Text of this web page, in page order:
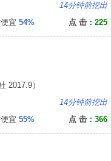
14分钟前挖出
宜 54% 点 击： 225
2017.9）
14分钟前挖出
宜 55% 点 击： 366